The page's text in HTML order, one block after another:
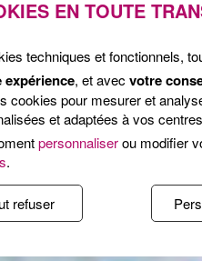
EN TOUTE
techniques et fonctionnels,
, et avec votre
cookies pour mesurer et
et adaptées à vos
personnaliserou modifier
.
refuser